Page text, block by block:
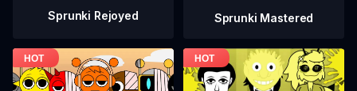
Sprunki Rejoyed Sprunki Mastered